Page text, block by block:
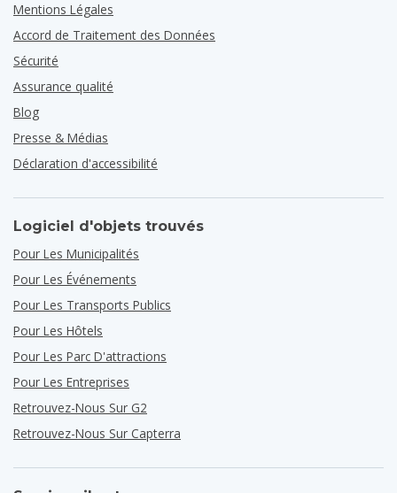
Mentions Légales
Accord de Traitement des Données
Sécurité
Assurance qualité
Blog
Presse & Médias
Déclaration d'accessibilité
Logiciel d'objets trouvés
Pour Les Municipalités
Pour Les Événements
Pour Les Transports Publics
Pour Les Hôtels
Pour Les Parc D'attractions
Pour Les Entreprises
Retrouvez-Nous Sur G2
Retrouvez-Nous Sur Capterra